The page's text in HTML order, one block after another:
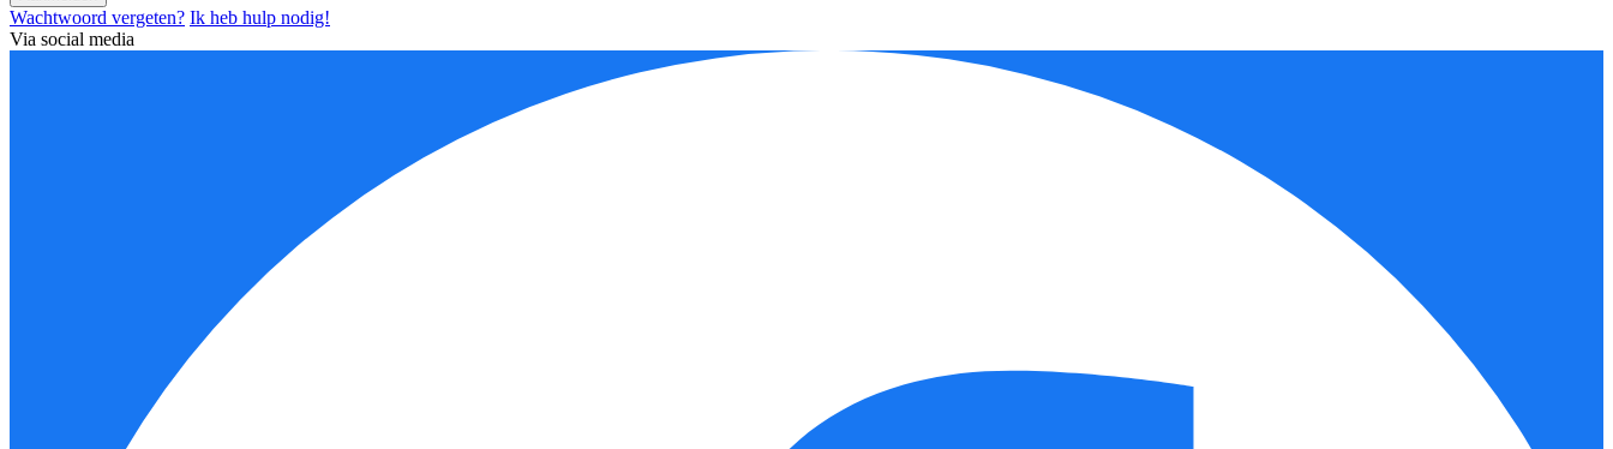
Wachtwoord vergeten? Ik heb hulp nodig!
Via social media